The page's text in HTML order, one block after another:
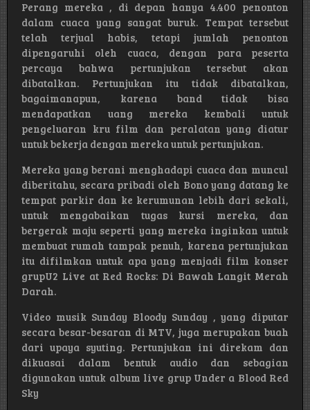
Perang mereka , di depan hanya 4.400 penonton
dalam cuaca yang sangat buruk. Tempat tersebut
telah terjual habis, tetapi jumlah penonton
dipengaruhi oleh cuaca, dengan para peserta
percaya bahwa pertunjukan tersebut akan
dibatalkan. Pertunjukan itu tidak dibatalkan,
bagaimanapun, karena band tidak bisa
mendapatkan uang mereka kembali untuk
pengeluaran kru film dan peralatan yang diatur
untuk bekerja dengan mereka untuk pertunjukan.
Mereka yang berani menghadapi cuaca dan muncul
diberitahu, secara pribadi oleh Bono yang datang ke
tempat parkir dan ke kerumunan lebih dari sekali,
untuk mengabaikan tugas kursi mereka, dan
bergerak maju seperti yang mereka inginkan untuk
membuat rumah tampak penuh, karena pertunjukan
itu difilmkan untuk apa yang menjadi film konser
grupU2 Live at Red Rocks: Di Bawah Langit Merah
Darah.
Video musik Sunday Bloody Sunday , yang diputar
secara besar-besaran di MTV, juga merupakan buah
dari upaya syuting. Pertunjukan ini direkam dan
dikuasai dalam bentuk audio dan sebagian
digunakan untuk album live grup Under a Blood Red
Sky